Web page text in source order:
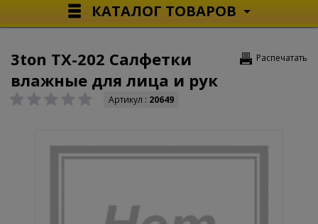
КАТАЛОГ ТОВАРОВ
Распечатать
3ton TX-202 Салфетки
влажные для лица и рук
Артикул : 20649